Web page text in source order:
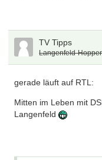
TV Tipps
Langenfeld-Hopper
gerade läuft auf RTL:
Mitten im Leben mit
Langenfeld